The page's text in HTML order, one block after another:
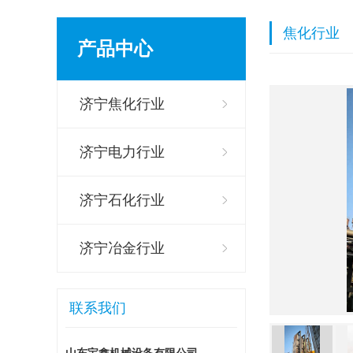
产品中心
济宁焦化行业
济宁电力行业
济宁石化行业
济宁冶金行业
联系我们
焦化行业